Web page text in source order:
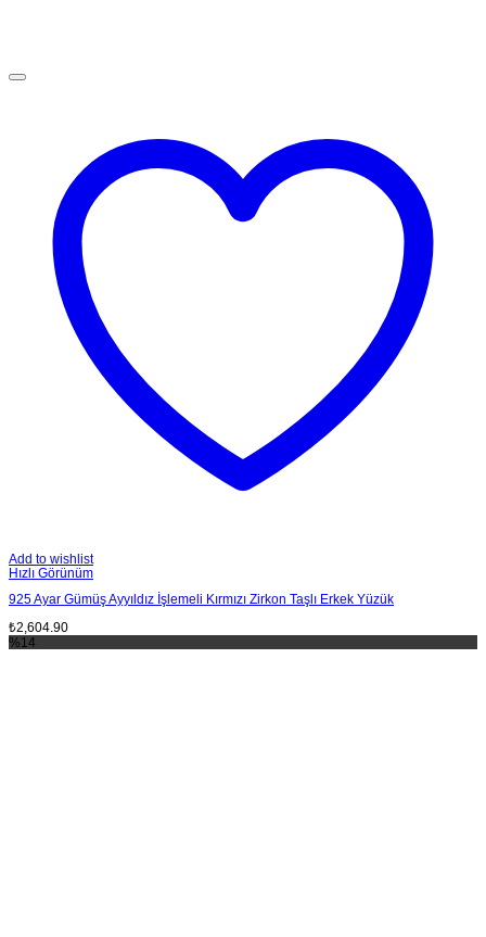
Add to wishlist
Hızlı Görünüm
925 Ayar Gümüş Ayyıldız İşlemeli Kırmızı Zirkon Taşlı Erkek Yüzük
₺2,604.90
%14